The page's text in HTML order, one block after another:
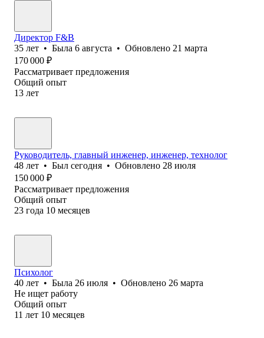
Директор F&B
35 лет • Была 6 августа • Обновлено 21 марта
170 000 ₽
Рассматривает предложения
Общий опыт
13 лет
Руководитель, главный инженер, инженер, технолог
48 лет • Был сегодня • Обновлено 28 июля
150 000 ₽
Рассматривает предложения
Общий опыт
23 года 10 месяцев
Психолог
40 лет • Была 26 июля • Обновлено 26 марта
Не ищет работу
Общий опыт
11 лет 10 месяцев